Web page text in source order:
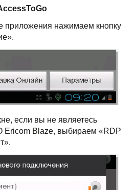
приложения нажимаем кнопку
если вы не являетесь
Ericom Blaze, выбираем «RDP